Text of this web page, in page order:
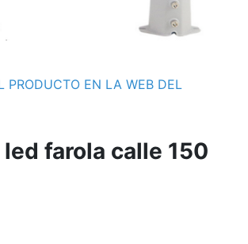
PRODUCTO EN LA WEB DEL
farola calle 150